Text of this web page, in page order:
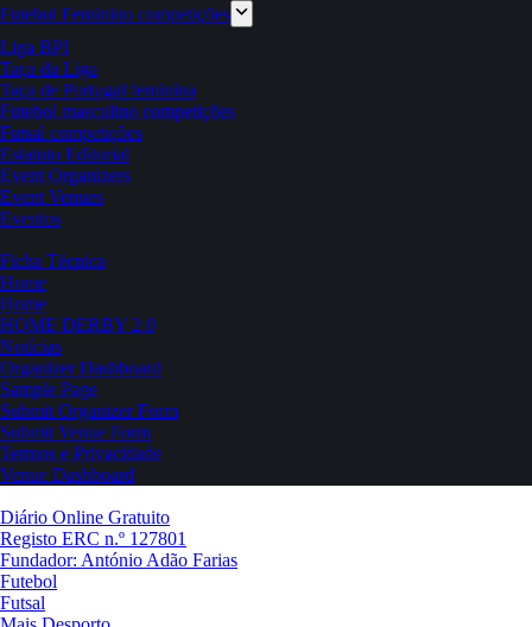
Futebol Feminino competições
Liga BPI
Taça da Liga
Taça de Portugal feminina
Futebol masculino competições
Futsal competições
Estatuto Editorial
Event Organizers
Event Venues
Eventos
Ficha Técnica
Home
Home
HOME DERBY 2.0
Notícias
Organizer Dashboard
Sample Page
Submit Organizer Form
Submit Venue Form
Termos e Privacidade
Venue Dashboard
Diário Online Gratuito
Registo ERC n.º 127801
Fundador: António Adão Farias
Futebol
Futsal